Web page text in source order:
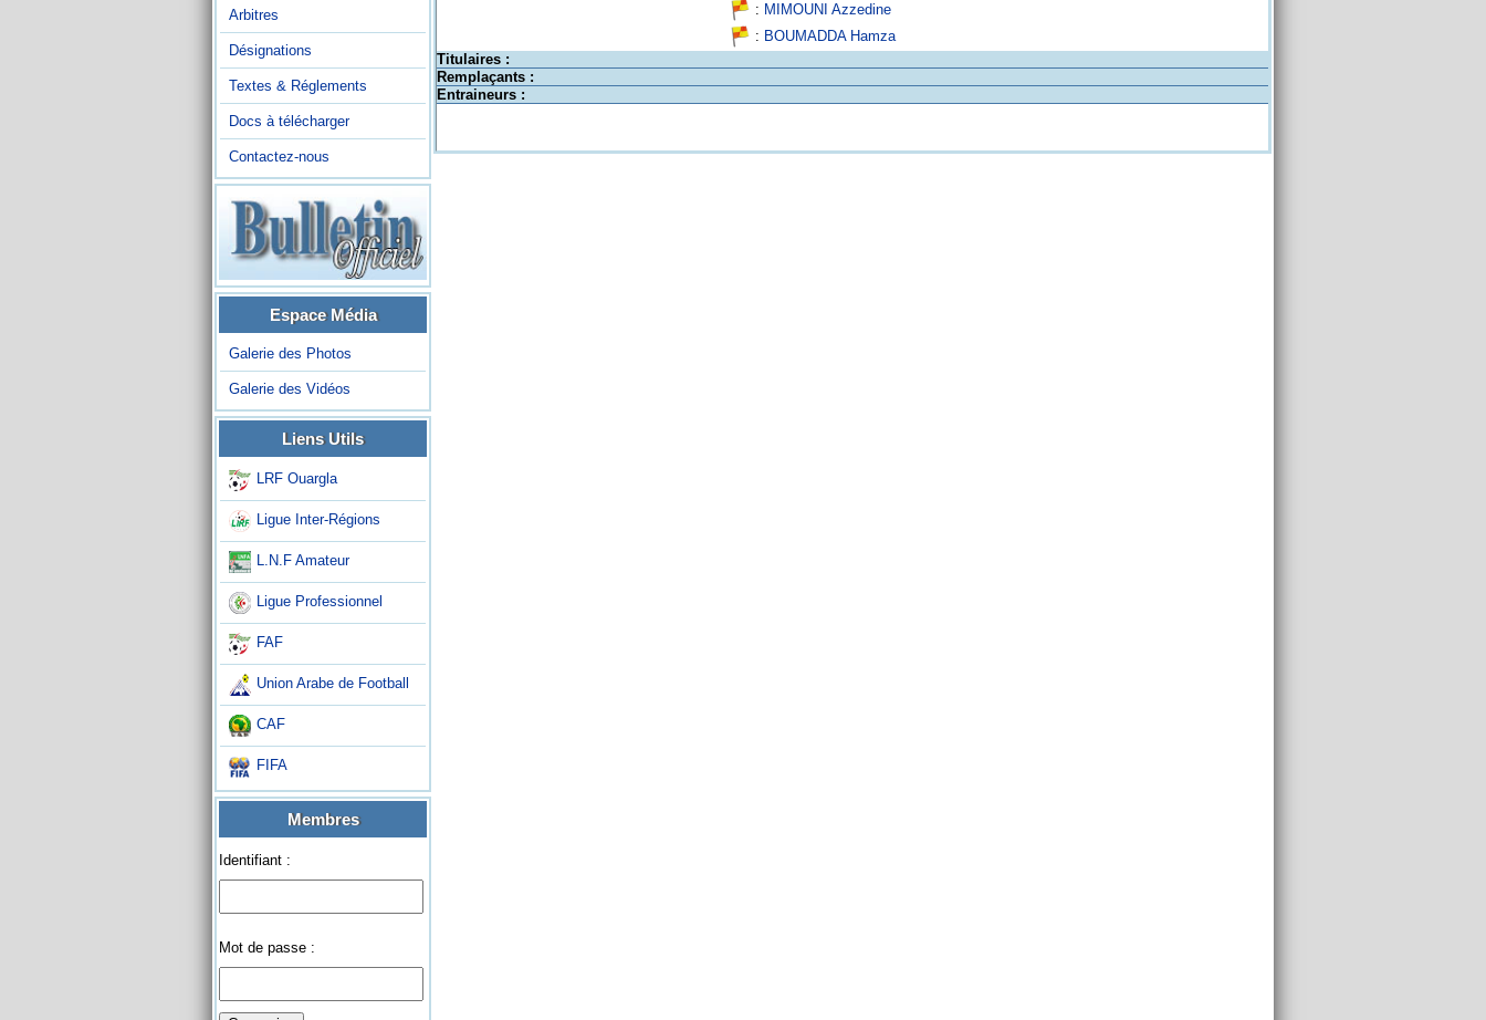
Arbitres
Désignations
Textes & Réglements
Docs à télécharger
Contactez-nous
Espace Média
Galerie des Photos
Galerie des Vidéos
Liens Utils
LRF Ouargla
Ligue Inter-Régions
L.N.F Amateur
Ligue Professionnel
FAF
Union Arabe de Football
CAF
FIFA
Membres
Identifiant :
Mot de passe :
: MIMOUNI Azzedine
: BOUMADDA Hamza
Titulaires :
Remplaçants :
Entraineurs :